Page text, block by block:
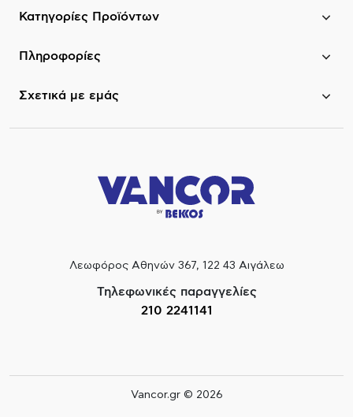
Κατηγορίες Προϊόντων
Πληροφορίες
Σχετικά με εμάς
Λεωφόρος Αθηνών 367, 122 43 Αιγάλεω
Τηλεφωνικές παραγγελίες
210 2241141
Vancor.gr © 2026